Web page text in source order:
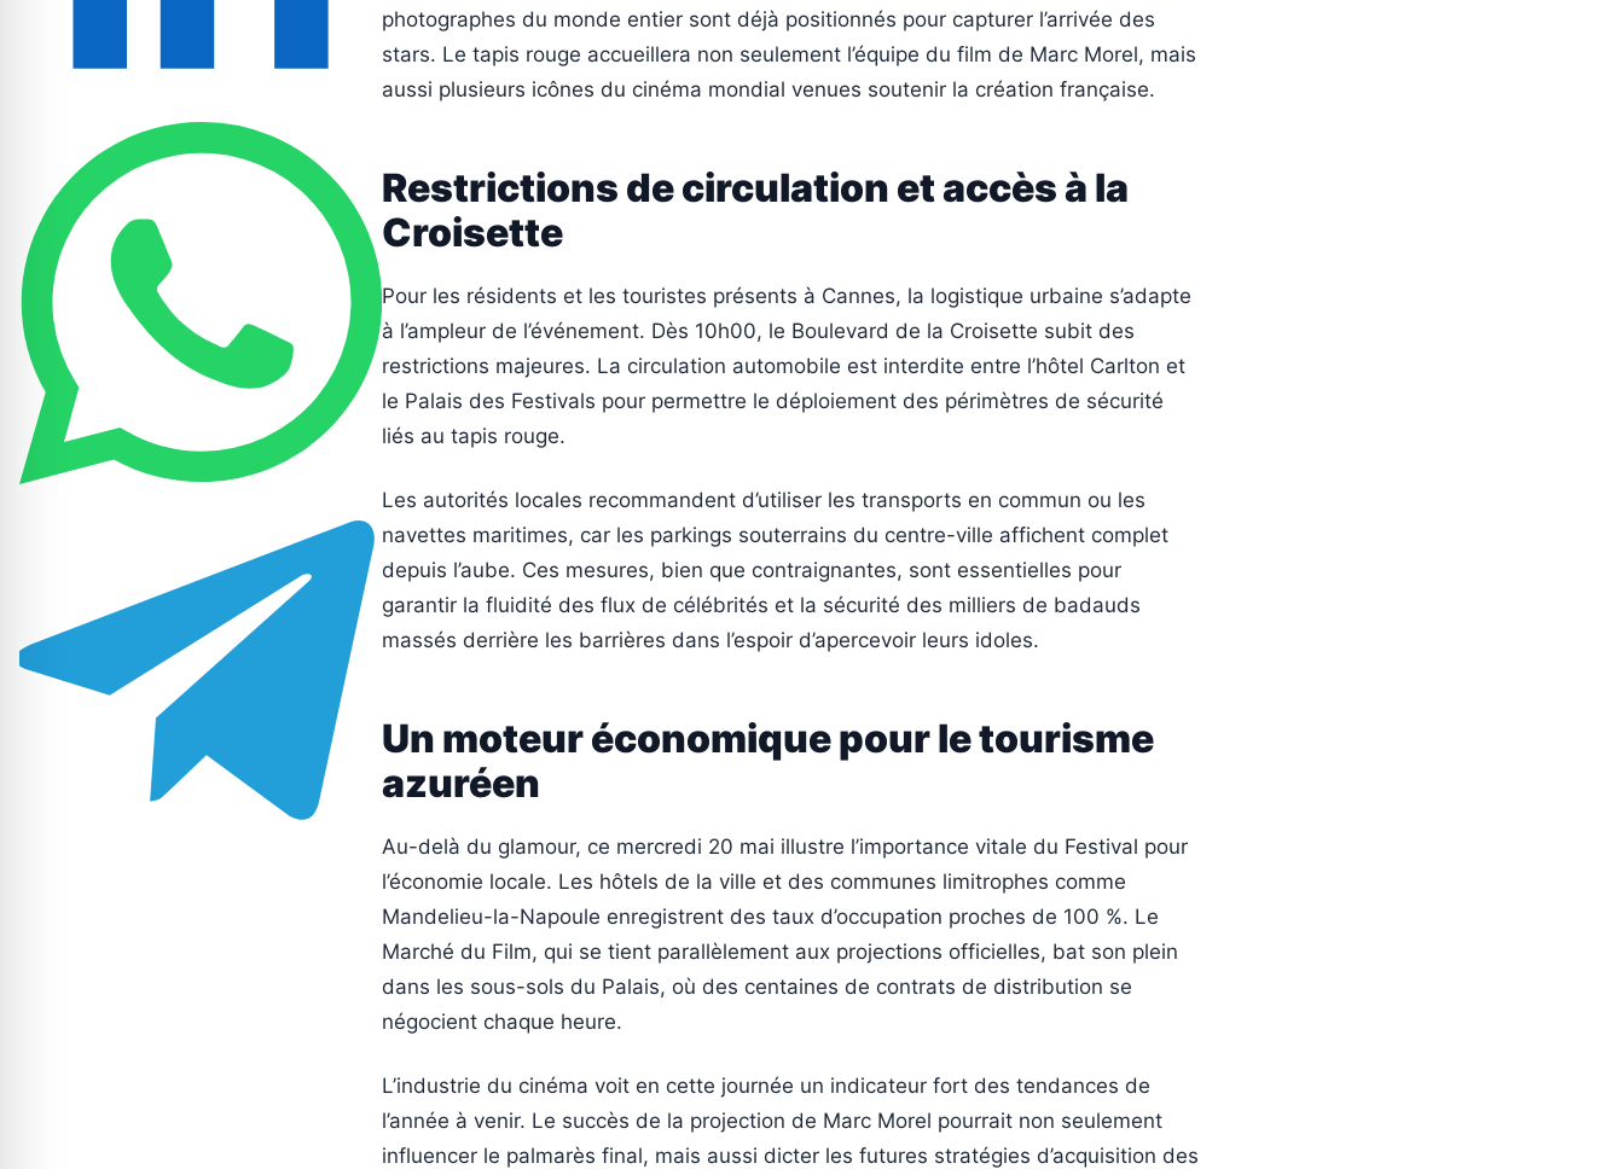
photographes du monde entier sont déjà positionnés pour capturer l’arrivée des
stars. Le tapis rouge accueillera non seulement l’équipe du film de Marc Morel, mais
aussi plusieurs icônes du cinéma mondial venues soutenir la création française.
Restrictions de circulation et accès à la
Croisette
Pour les résidents et les touristes présents à Cannes, la logistique urbaine s’adapte
à l’ampleur de l’événement. Dès 10h00, le Boulevard de la Croisette subit des
restrictions majeures. La circulation automobile est interdite entre l’hôtel Carlton et
le Palais des Festivals pour permettre le déploiement des périmètres de sécurité
liés au tapis rouge.
Les autorités locales recommandent d’utiliser les transports en commun ou les
navettes maritimes, car les parkings souterrains du centre-ville affichent complet
depuis l’aube. Ces mesures, bien que contraignantes, sont essentielles pour
garantir la fluidité des flux de célébrités et la sécurité des milliers de badauds
massés derrière les barrières dans l’espoir d’apercevoir leurs idoles.
Un moteur économique pour le tourisme
azuréen
Au-delà du glamour, ce mercredi 20 mai illustre l’importance vitale du Festival pour
l’économie locale. Les hôtels de la ville et des communes limitrophes comme
Mandelieu-la-Napoule enregistrent des taux d’occupation proches de 100 %. Le
Marché du Film, qui se tient parallèlement aux projections officielles, bat son plein
dans les sous-sols du Palais, où des centaines de contrats de distribution se
négocient chaque heure.
L’industrie du cinéma voit en cette journée un indicateur fort des tendances de
l’année à venir. Le succès de la projection de Marc Morel pourrait non seulement
influencer le palmarès final, mais aussi dicter les futures stratégies d’acquisition des